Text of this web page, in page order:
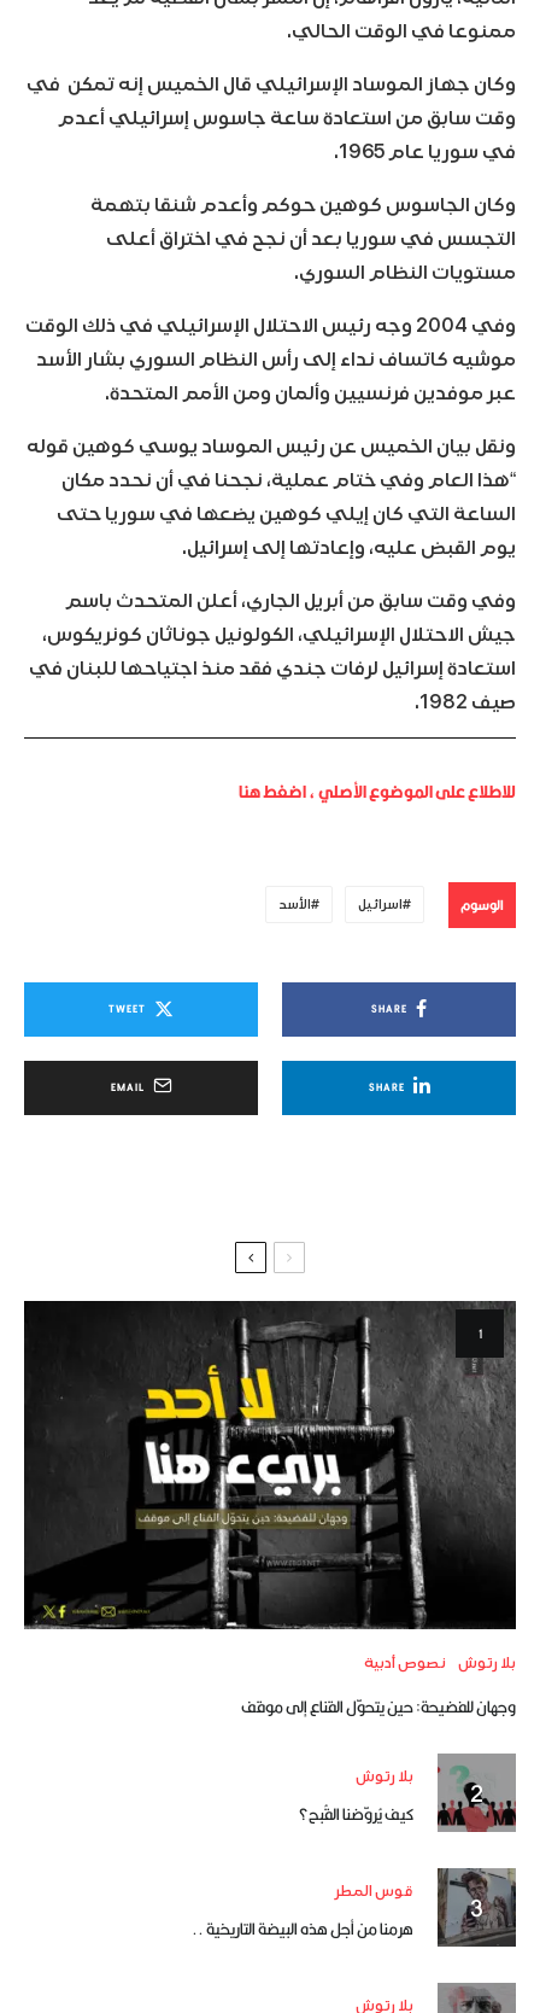
ممنوعا في الوقت الحالي.
وكان جهاز الموساد الإسرائيلي قال الخميس إنه تمكن في
وقت سابق من استعادة ساعة جاسوس إسرائيلي أعدم
في سوريا عام 1965.
وكان الجاسوس كوهين حوكم وأعدم شنقا بتهمة
التجسس في سوريا بعد أن نجح في اختراق أعلى
مستويات النظام السوري.
وفي 2004 وجه رئيس الاحتلال الإسرائيلي في ذلك الوقت
موشيه كاتساف نداء إلى رأس النظام السوري بشار الأسد
عبر موفدين فرنسيين وألمان ومن الأمم المتحدة.
ونقل بيان الخميس عن رئيس الموساد يوسي كوهين قوله
“هذا العام وفي ختام عملية، نجحنا في أن نحدد مكان
الساعة التي كان إيلي كوهين يضعها في سوريا حتى
يوم القبض عليه، وإعادتها إلى إسرائيل.
وفي وقت سابق من أبريل الجاري، أعلن المتحدث باسم
جيش الاحتلال الإسرائيلي، الكولونيل جوناثان كونريكوس،
استعادة إسرائيل لرفات جندي فقد منذ اجتياحها للبنان في
صيف 1982.
للاطلاع على الموضوع الأصلي ، اضغط هنا
الوسوم اسرائيل الأسد
SHARE
TWEET
SHARE
EMAIL
بلا رتوش نصوص أدبية
وجهان للفضيحة: حين يتحوّل القناع إلى موقف
بلا رتوش
كيف يُروّضنا القُبح؟
قوس المطر
هرمنا من أجل هذه البيضة التاريخية ..
بلا رتوش